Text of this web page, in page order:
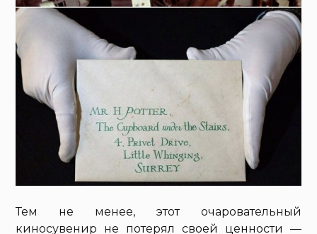
Тем не менее, этот очаровательный
киносувенир не потерял своей ценности —